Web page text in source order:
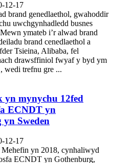
12-17
brand genedlaethol, gwahoddir
uwchgynhadledd busnes
ymateb i’r alwad brand
brand cenedlaethol a
Tsieina, Alibaba, fel
drawsffiniol fwyaf y byd ym
wedi trefnu gre ...
yn mynychu 12fed
ECNDT yn
Sweden
12-17
yn 2018, cynhaliwyd
ECNDT yn Gothenburg,